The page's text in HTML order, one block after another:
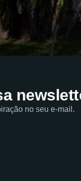
no seu e-mail.